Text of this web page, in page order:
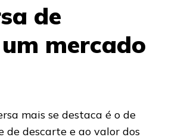
de
mercado
mais se destaca é o de
de descarte e ao valor dos